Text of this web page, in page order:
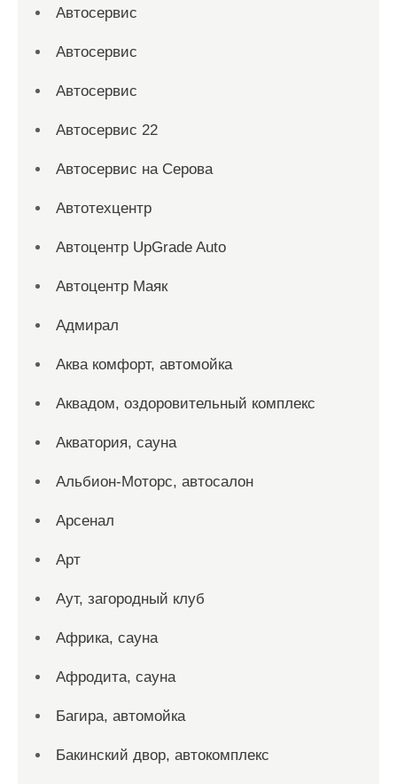
Автосервис
Автосервис
Автосервис
Автосервис 22
Автосервис на Серова
Автотехцентр
Автоцентр UpGrade Auto
Автоцентр Маяк
Адмирал
Аква комфорт, автомойка
Аквадом, оздоровительный комплекс
Акватория, сауна
Альбион-Моторс, автосалон
Арсенал
Арт
Аут, загородный клуб
Африка, сауна
Афродита, сауна
Багира, автомойка
Бакинский двор, автокомплекс